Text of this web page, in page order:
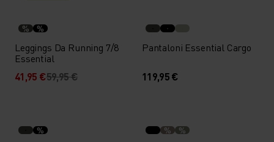
% %
Leggings Da Running 7/8
Essential
41,95 €59,95 €
Pantaloni Essential Cargo
119,95 €
% % %